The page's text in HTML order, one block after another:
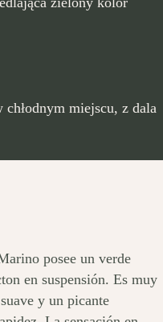
miejscu, z dala
posee un verde
en suspensión. Es muy
y un picante